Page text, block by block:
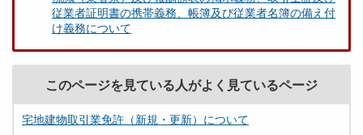
従業者証明書の携帯義務、帳簿及び従業者名簿の備え付
け義務について
このページを見ている人がよく見ているページ
宅地建物取引業免許（新規・更新）について